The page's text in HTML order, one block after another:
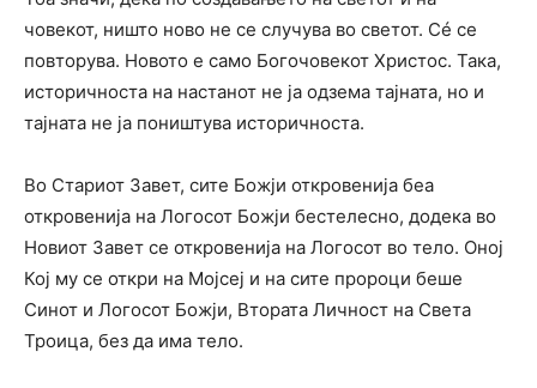
човекот, ништо ново не се случува во светот. Сé се
повторува. Новото е само Богочовекот Христос. Така,
историчноста на настанот не ја одзема тајната, но и
тајната не ја поништува историчноста.
Во Стариот Завет, сите Божји откровенија беа
откровенија на Логосот Божји бестелесно, додека во
Новиот Завет се откровенија на Логосот во тело. Оној
Кој му се откри на Мојсеј и на сите пророци беше
Синот и Логосот Божји, Втората Личност на Света
Троица, без да има тело.